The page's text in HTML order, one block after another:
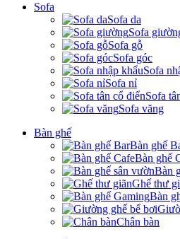
Sofa
Sofa da
Sofa
Sofa gỗ
Sofa góc
Sofa
Sofa nỉ
Sofa
Sofa văng
Bàn ghế
Bàn ghế
Bàn ghế
Bàn
Ghế thư
Bàn
Chân bàn